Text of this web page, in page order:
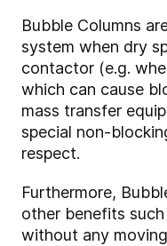
Bubble Columns
system when dry
contactor (e.g.
which can cause
mass transfer
special non-
respect.
Furthermore,
other benefits
without any